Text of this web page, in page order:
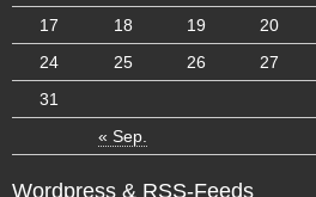
« Sep.
17
18 19 20
24
25 26 27
31
Wordpress & RSS-Feeds